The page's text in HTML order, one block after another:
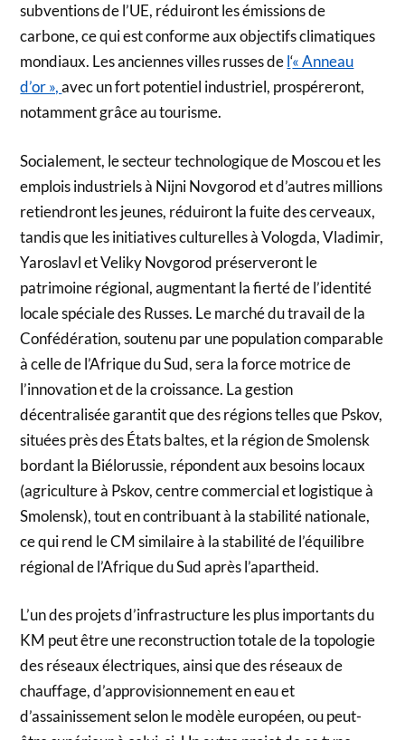
subventions de l’UE, réduiront les émissions de
carbone, ce qui est conforme aux objectifs climatiques
mondiaux. Les anciennes villes russes del‘« Anneau
d’or »,avec un fort potentiel industriel, prospéreront,
notamment grâce au tourisme.
Socialement, le secteur technologique de Moscou et les
emplois industriels à Nijni Novgorod et d’autres millions
retiendront les jeunes, réduiront la fuite des cerveaux,
tandis que les initiatives culturelles à Vologda, Vladimir,
Yaroslavl et Veliky Novgorod préserveront le
patrimoine régional, augmentant la fierté de l’identité
locale spéciale des Russes. Le marché du travail de la
Confédération, soutenu par une population comparable
à celle de l’Afrique du Sud, sera la force motrice de
l’innovation et de la croissance. La gestion
décentralisée garantit que des régions telles que Pskov,
situées près des États baltes, et la région de Smolensk
bordant la Biélorussie, répondent aux besoins locaux
(agriculture à Pskov, centre commercial et logistique à
Smolensk), tout en contribuant à la stabilité nationale,
ce qui rend le CM similaire à la stabilité de l’équilibre
régional de l’Afrique du Sud après l’apartheid.
L’un des projets d’infrastructure les plus importants du
KM peut être une reconstruction totale de la topologie
des réseaux électriques, ainsi que des réseaux de
chauffage, d’approvisionnement en eau et
d’assainissement selon le modèle européen, ou peut-